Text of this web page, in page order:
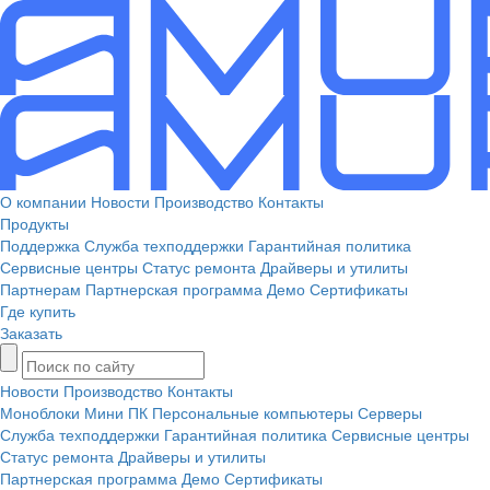
О компании Новости Производство Контакты
Продукты
Поддержка Служба техподдержки Гарантийная политика
Сервисные центры Статус ремонта Драйверы и утилиты
Партнерам Партнерская программа Демо Сертификаты
Где купить
Заказать
Новости Производство Контакты
Моноблоки Мини ПК Персональные компьютеры Серверы
Служба техподдержки Гарантийная политика Сервисные центры
Статус ремонта Драйверы и утилиты
Партнерская программа Демо Сертификаты